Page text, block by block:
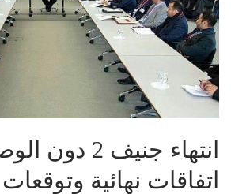
انتهاء جنيف 2
اتفاقات نهائية وتوقعات